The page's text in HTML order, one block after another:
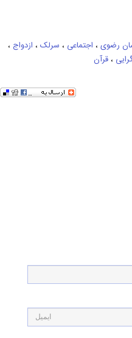
رضوی ، اجتماعی ، سرلک ، ازدواج ،
، قرآن